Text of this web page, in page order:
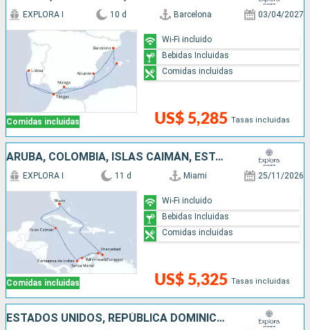
Comidas incluidas
EXPLORA I 10 d Barcelona 03/04/2027
US$ 5,285 Tasas incluidas
Wi-Fi incluido
Bebidas Incluidas
Comidas incluidas
ARUBA, COLOMBIA, ISLAS CAIMÁN, ESTADOS UNIDOS
Comidas incluidas
EXPLORA I 11 d Miami 25/11/2026
US$ 5,325 Tasas incluidas
Wi-Fi incluido
Bebidas Incluidas
Comidas incluidas
ESTADOS UNIDOS, REPÚBLICA DOMINICANA, PUERTO RICO